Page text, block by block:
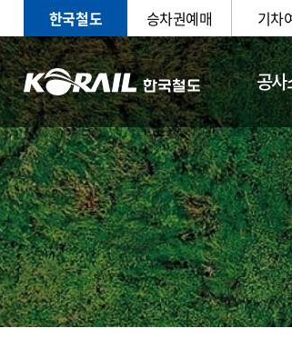
한국철도 승차권예매 기차
공사
홍보 문화사업